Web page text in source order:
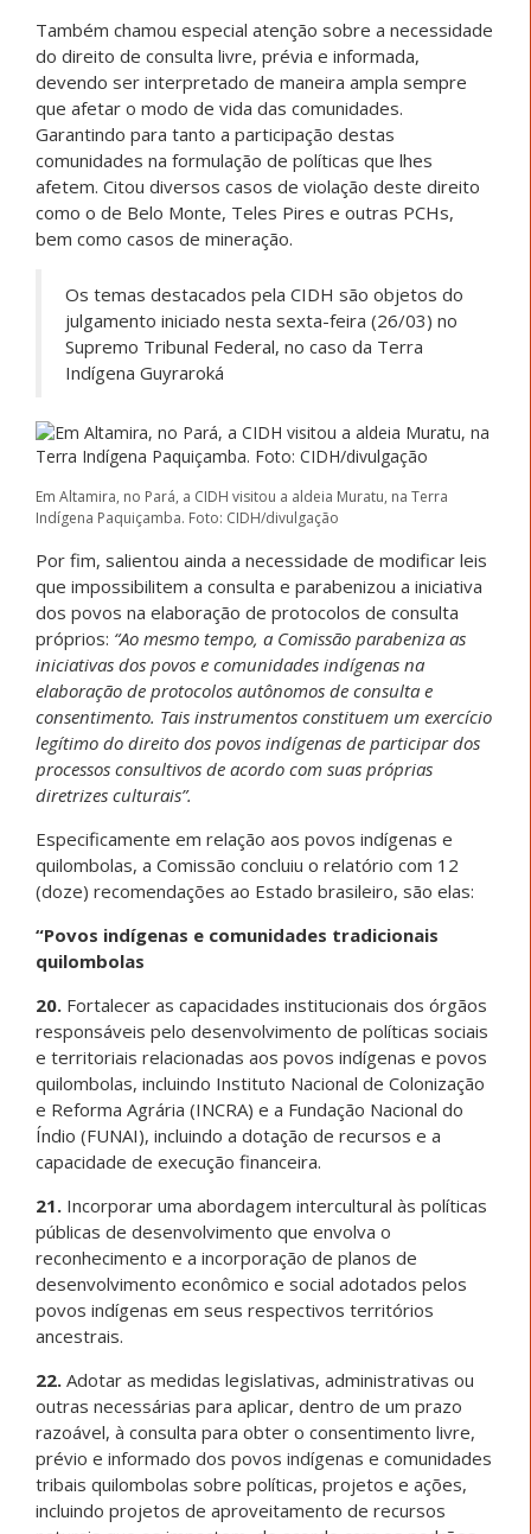
Também chamou especial atenção sobre a necessidade
do direito de consulta livre, prévia e informada,
devendo ser interpretado de maneira ampla sempre
que afetar o modo de vida das comunidades.
Garantindo para tanto a participação destas
comunidades na formulação de políticas que lhes
afetem. Citou diversos casos de violação deste direito
como o de Belo Monte, Teles Pires e outras PCHs,
bem como casos de mineração.
Os temas destacados pela CIDH são objetos do
julgamento iniciado nesta sexta-feira (26/03) no
Supremo Tribunal Federal, no caso da Terra
Indígena Guyraroká
Em Altamira, no Pará, a CIDH visitou a aldeia Muratu, na Terra
Indígena Paquiçamba. Foto: CIDH/divulgação
Por fim, salientou ainda a necessidade de modificar leis
que impossibilitem a consulta e parabenizou a iniciativa
dos povos na elaboração de protocolos de consulta
próprios: “Ao mesmo tempo, a Comissão parabeniza as
iniciativas dos povos e comunidades indígenas na
elaboração de protocolos autônomos de consulta e
consentimento. Tais instrumentos constituem um exercício
legítimo do direito dos povos indígenas de participar dos
processos consultivos de acordo com suas próprias
diretrizes culturais”.
Especificamente em relação aos povos indígenas e
quilombolas, a Comissão concluiu o relatório com 12
(doze) recomendações ao Estado brasileiro, são elas:
“Povos indígenas e comunidades tradicionais
quilombolas
20. Fortalecer as capacidades institucionais dos órgãos
responsáveis pelo desenvolvimento de políticas sociais
e territoriais relacionadas aos povos indígenas e povos
quilombolas, incluindo Instituto Nacional de Colonização
e Reforma Agrária (INCRA) e a Fundação Nacional do
Índio (FUNAI), incluindo a dotação de recursos e a
capacidade de execução financeira.
21. Incorporar uma abordagem intercultural às políticas
públicas de desenvolvimento que envolva o
reconhecimento e a incorporação de planos de
desenvolvimento econômico e social adotados pelos
povos indígenas em seus respectivos territórios
ancestrais.
22. Adotar as medidas legislativas, administrativas ou
outras necessárias para aplicar, dentro de um prazo
razoável, à consulta para obter o consentimento livre,
prévio e informado dos povos indígenas e comunidades
tribais quilombolas sobre políticas, projetos e ações,
incluindo projetos de aproveitamento de recursos